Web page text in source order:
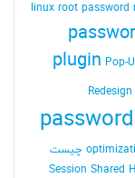
linux root password
plugin Pop-
Redesign
password
Session Shared